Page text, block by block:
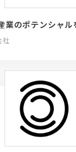
業のポテンシャル
社